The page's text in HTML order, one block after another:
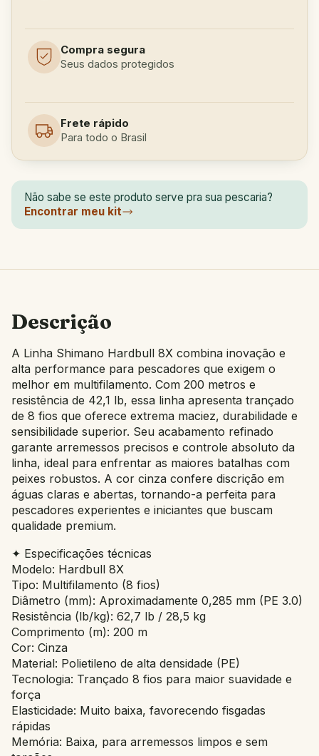
Compra segura
Seus dados protegidos
Frete rápido
Para todo o Brasil
Não sabe se este produto serve pra sua pescaria?
Encontrar meu kit
Descrição
A Linha Shimano Hardbull 8X combina inovação e
alta performance para pescadores que exigem o
melhor em multifilamento. Com 200 metros e
resistência de 42,1 lb, essa linha apresenta trançado
de 8 fios que oferece extrema maciez, durabilidade e
sensibilidade superior. Seu acabamento refinado
garante arremessos precisos e controle absoluto da
linha, ideal para enfrentar as maiores batalhas com
peixes robustos. A cor cinza confere discrição em
águas claras e abertas, tornando-a perfeita para
pescadores experientes e iniciantes que buscam
qualidade premium.
✦ Especificações técnicas
Modelo: Hardbull 8X
Tipo: Multifilamento (8 fios)
Diâmetro (mm): Aproximadamente 0,285 mm (PE 3.0)
Resistência (lb/kg): 62,7 lb / 28,5 kg
Comprimento (m): 200 m
Cor: Cinza
Material: Polietileno de alta densidade (PE)
Tecnologia: Trançado 8 fios para maior suavidade e
força
Elasticidade: Muito baixa, favorecendo fisgadas
rápidas
Memória: Baixa, para arremessos limpos e sem